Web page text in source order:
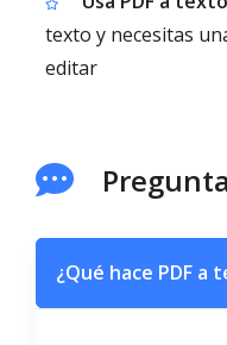
texto y necesitas
editar
¿Qué hace PDF a